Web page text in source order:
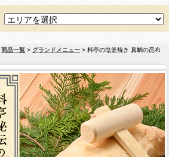
商品一覧 > グランドメニュー > 料亭の塩釜焼き 真鯛の昆布